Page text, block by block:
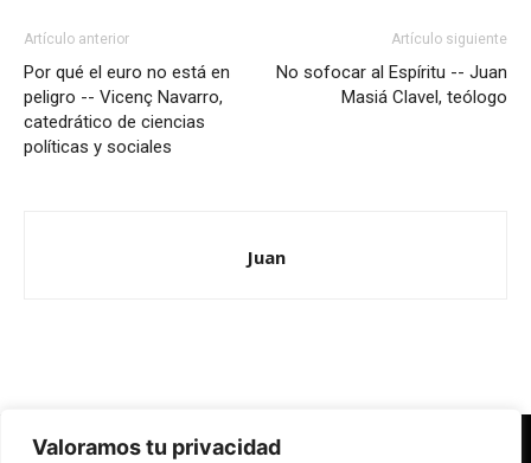
Valoramos tu privacidad
Artículo anterior
Por qué el euro no está en
peligro -- Vicenç Navarro,
catedrático de ciencias
políticas y sociales
Artículo siguiente
No sofocar al Espíritu -- Juan
Masiá Clavel, teólogo
Juan